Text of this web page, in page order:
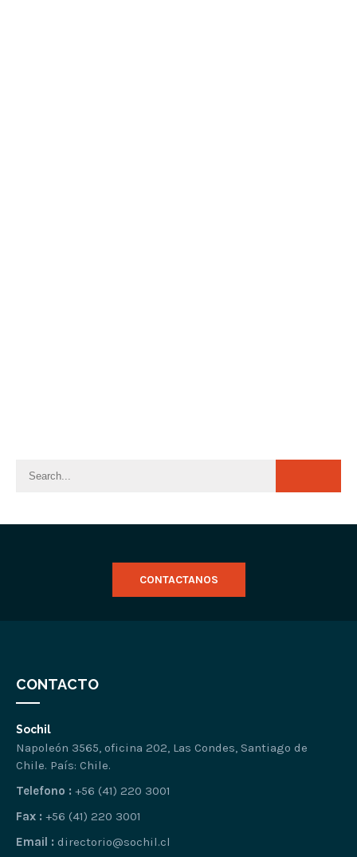
CONTACTANOS
CONTACTO
Sochil
Napoleón 3565, oficina 202, Las Condes, Santiago de
Chile. País: Chile.
Telefono : +56 (41) 220 3001
Fax : +56 (41) 220 3001
Email : directorio@sochil.cl